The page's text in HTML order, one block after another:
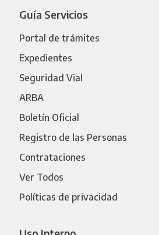
Guía Servicios
Portal de trámites
Expedientes
Seguridad Vial
ARBA
Boletín Oficial
Registro de las Personas
Contrataciones
Ver Todos
Políticas de privacidad